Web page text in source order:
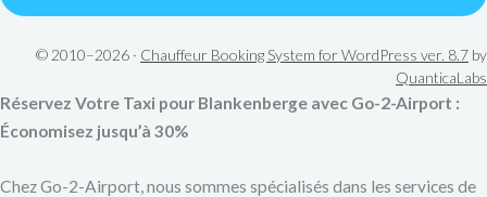
© 2010–2026 · Chauffeur Booking System for WordPress ver. 8.7 by
QuanticaLabs
Réservez Votre Taxi pour Blankenberge avec Go-2-Airport :
Économisez jusqu’à 30%
Chez Go-2-Airport, nous sommes spécialisés dans les services de